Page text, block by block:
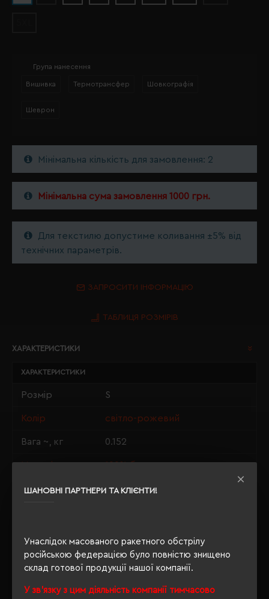
ШАНОВНІ ПАРТНЕРИ ТА КЛІЄНТИ!
Унаслідок масованого ракетного обстрілу
російською федерацією було повністю знищено
склад готової продукції нашої компанії.
У зв'язку з цим діяльність компанії тимчасово
Група нанесення
Вишивка Термотрансфер Шовкографія
Шеврон
Мінімальна кількість для замовлення: 2
Мінімальна сума замовлення 1000 грн.
Для текстилю допустиме коливання ±5% від
технічних параметрів.
ЗАПРОСИТИ ІНФОРМАЦІЮ
ТАБЛИЦЯ РОЗМІРІВ
ХАРАКТЕРИСТИКИ
ХАРАКТЕРИСТИКИ
Розмір S
Колір світло-рожевий
Вага ~, кг 0.152
Матеріали 100% бавовна
Стать унісекс
Щільність 190 г/м²
Індивідуальна
упаковка